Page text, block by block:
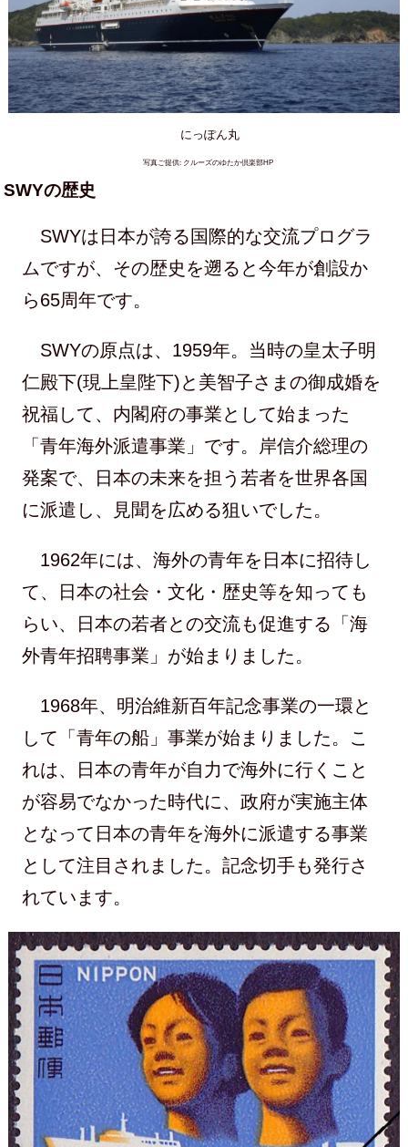
にっぽん丸
写真ご提供: クルーズのゆたか倶楽部HP
SWYの歴史
SWYは日本が誇る国際的な交流プログラ
ムですが、その歴史を遡ると今年が創設か
ら65周年です。
SWYの原点は、1959年。当時の皇太子明
仁殿下(現上皇陛下)と美智子さまの御成婚を
祝福して、内閣府の事業として始まった
「青年海外派遣事業」です。岸信介総理の
発案で、日本の未来を担う若者を世界各国
に派遣し、見聞を広める狙いでした。
1962年には、海外の青年を日本に招待し
て、日本の社会・文化・歴史等を知っても
らい、日本の若者との交流も促進する「海
外青年招聘事業」が始まりました。
1968年、明治維新百年記念事業の一環と
して「青年の船」事業が始まりました。こ
れは、日本の青年が自力で海外に行くこと
が容易でなかった時代に、政府が実施主体
となって日本の青年を海外に派遣する事業
として注目されました。記念切手も発行さ
れています。